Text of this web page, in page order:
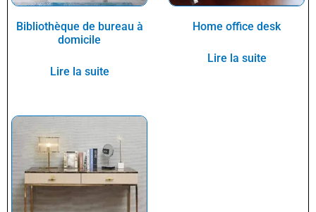
Bibliothèque de bureau à
domicile
Lire la suite
Home office desk
Lire la suite